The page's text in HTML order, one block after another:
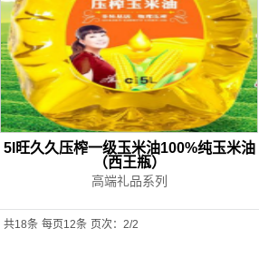
5l旺久久压榨一级玉米油100%纯玉米油
（西王瓶）
高端礼品系列
共18条 每页12条 页次：2/2